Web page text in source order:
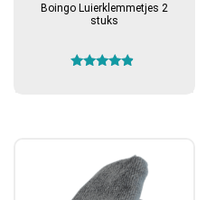
Boingo Luierklemmetjes 2
stuks